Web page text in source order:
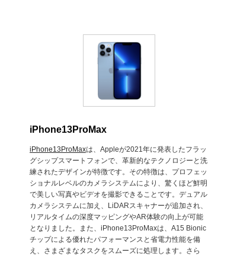
iPhone13ProMax
iPhone13ProMaxは、Appleが2021年に発表したフラッ
グシップスマートフォンで、革新的なテクノロジーと洗
練されたデザインが特徴です。その特徴は、プロフェッ
ショナルレベルのカメラシステムにより、驚くほど鮮明
で美しい写真やビデオを撮影できることです。デュアル
カメラシステムに加え、LiDARスキャナーが追加され、
リアルタイムの深度マッピングやAR体験の向上が可能
となりました。また、iPhone13ProMaxは、A15 Bionic
チップによる優れたパフォーマンスと省電力性能を備
え、さまざまなタスクをスムーズに処理します。さら